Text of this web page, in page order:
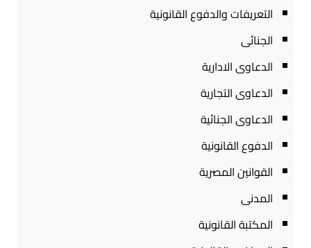
التعريفات والدفوع القانونية
الجنائى
الدعاوى الادارية
الدعاوى التجارية
الدعاوى الجنائية
الدفوع القانونية
القوانين المصرية
المدنى
المكتبة القانونية